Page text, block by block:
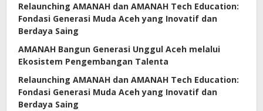
Relaunching AMANAH dan AMANAH Tech Education:
Fondasi Generasi Muda Aceh yang Inovatif dan
Berdaya Saing
AMANAH Bangun Generasi Unggul Aceh melalui
Ekosistem Pengembangan Talenta
Relaunching AMANAH dan AMANAH Tech Education:
Fondasi Generasi Muda Aceh yang Inovatif dan
Berdaya Saing